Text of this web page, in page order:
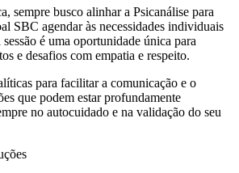
sempre busco alinhar a Psicanálise para
SBC agendar às necessidades individuais
é uma oportunidade única para
e desafios com empatia e respeito.
para facilitar a comunicação e o
que podem estar profundamente
no autocuidado e na validação do seu